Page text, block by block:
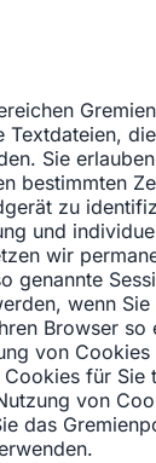
Sie
bestimmten
zu
und
wir
genannte
wenn Sie
Browser so
von
für Sie
von
das